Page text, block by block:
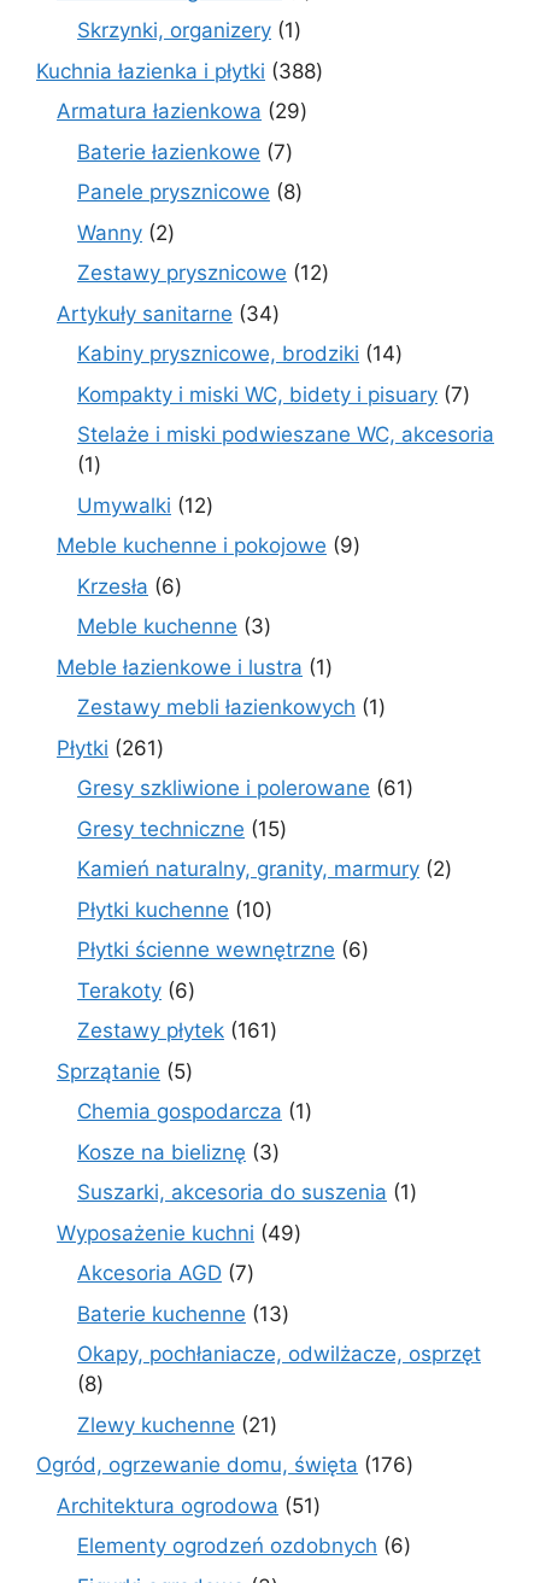
Skrzynki, organizery 11
produkt
Kuchnia łazienka i płytki 388388
Armatura łazienkowa 2929
Baterie łazienkowe 77
produktów
Panele prysznicowe 88
Wanny 22
produkty
Zestawy prysznicowe 1212
Artykuły sanitarne 3434
produkty
Kabiny prysznicowe, brodziki 1414
produktów
Kompakty i miski WC, bidety i pisuary 77
Stelaże i miski podwieszane WC, akcesoria
11
produkt
Umywalki 1212
produktów
Meble kuchenne i pokojowe 99
Krzesła 66
produktów
Meble kuchenne 33
produkty
Meble łazienkowe i lustra 11
produkt
Zestawy mebli łazienkowych 11
Płytki 261261
produktów
Gresy szkliwione i polerowane 6161
Gresy techniczne 1515
produktów
Kamień naturalny, granity, marmury 22
Płytki kuchenne 1010
produktów
Płytki ścienne wewnętrzne 66
Terakoty 66
produktów
Zestawy płytek 161161
Sprzątanie 55
produktów
Chemia gospodarcza 11
Kosze na bieliznę 33
produkty
Suszarki, akcesoria do suszenia 11
Wyposażenie kuchni 4949
Akcesoria AGD 77
produktów
Baterie kuchenne 1313
produktów
Okapy, pochłaniacze, odwilżacze, osprzęt
88
produktów
Zlewy kuchenne 2121
produktów
Ogród, ogrzewanie domu, święta 176176
Architektura ogrodowa 5151
produktów
Elementy ogrodzeń ozdobnych 66